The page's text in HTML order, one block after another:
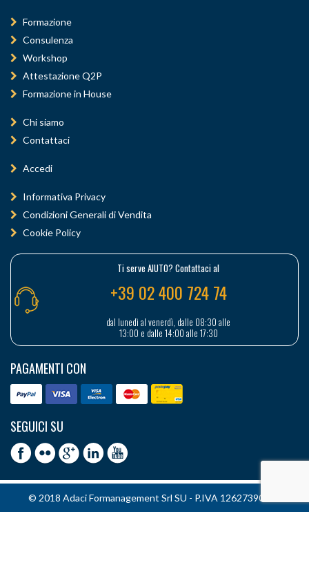
Formazione
Consulenza
Workshop
Attestazione Q2P
Formazione in House
Chi siamo
Contattaci
Accedi
Informativa Privacy
Condizioni Generali di Vendita
Cookie Policy
Ti serve AIUTO? Contattaci al
+39 02 400 724 74
dal lunedì al venerdì, dalle 08:30 alle
13:00 e dalle 14:00 alle 17:30
PAGAMENTI CON
SEGUICI SU
© 2018 Adaci Formanagement Srl SU - P.IVA 12627390151